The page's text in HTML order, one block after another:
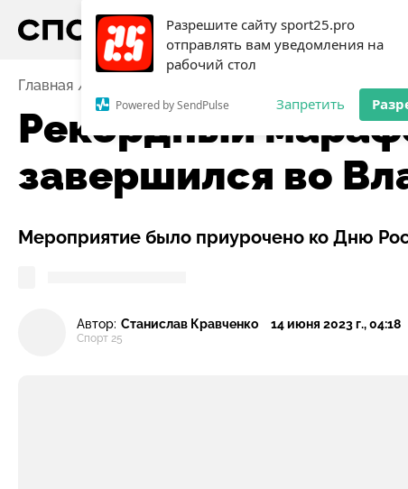
Разрешите сайту sport25.pro
отправлять вам уведомления на
рабочий стол
Powered by SendPulse Запретить
Главная Рекордный марафонский
Рекордный
завершился во
Мероприятие было приурочено ко Дню
Автор: Станислав Кравченко
Спорт 25
14 июня 2023 г., 04:18